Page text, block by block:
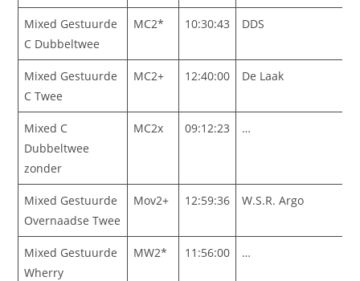
Mixed Gestuurde
C Dubbeltwee
MC2* 10:30:43 DDS
Mixed Gestuurde
C Twee
MC2+ 12:40:00 De Laak
Mixed C
Dubbeltwee
zonder
MC2x 09:12:23 …
Mixed Gestuurde
Overnaadse Twee
Mov2+ 12:59:36 W.S.R. Argo
Mixed Gestuurde
Wherry
MW2* 11:56:00 …